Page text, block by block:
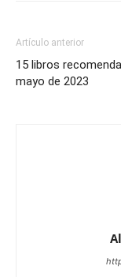
Artículo anterior
15 libros
mayo de 2023